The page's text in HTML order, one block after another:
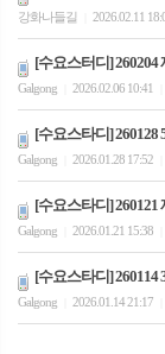
강화나들길 2026.02.11
[수요스터디]
Galgong 2026.02.06 10:41
[수요스타디]
Galgong 2026.01.28 17:52
[수요스타디]
Galgong 2026.01.21 15:38
[수요스타디] 260114
Galgong 2026.01.14 21:17